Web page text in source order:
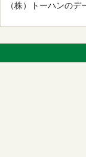
（株）トーハンのデ